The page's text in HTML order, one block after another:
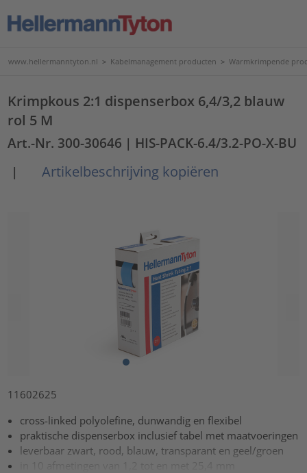
www.hellermanntyton.nl > Kabelmanagement producten > Warmkrimpende
Krimpkous 2:1 dispenserbox 6,4/3,2 blauw
rol 5 M
Art.-Nr. 300-30646 | HIS-PACK-6.4/3.2-PO-X-BU
|
Artikelbeschrijving kopiëren
11602625
cross-linked polyolefine, dunwandig en flexibel
praktische dispenserbox inclusief tabel met maatvoeringen
leverbaar zwart, rood, blauw, transparant en geel/groen
in 10 afmetingen van 1,2 tot en met 25,4 mm